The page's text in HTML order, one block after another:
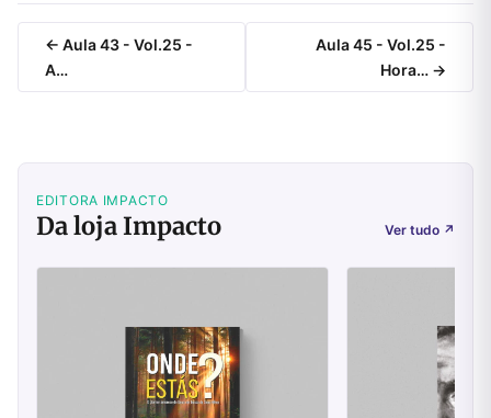
← Aula 43 - Vol.25 -
A…
Aula 45 - Vol.25 -
Hora… →
EDITORA IMPACTO
Da loja Impacto Ver tudo ↗